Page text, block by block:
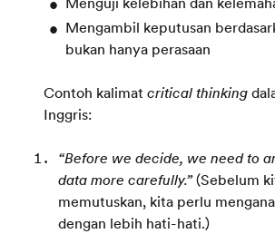
Mengambil keputusan
bukan hanya perasaan
Contoh kalimat critical thinking
Inggris:
“Before we decide, we need to
data more carefully.”(Sebelum
memutuskan, kita perlu
dengan lebih hati-hati.)